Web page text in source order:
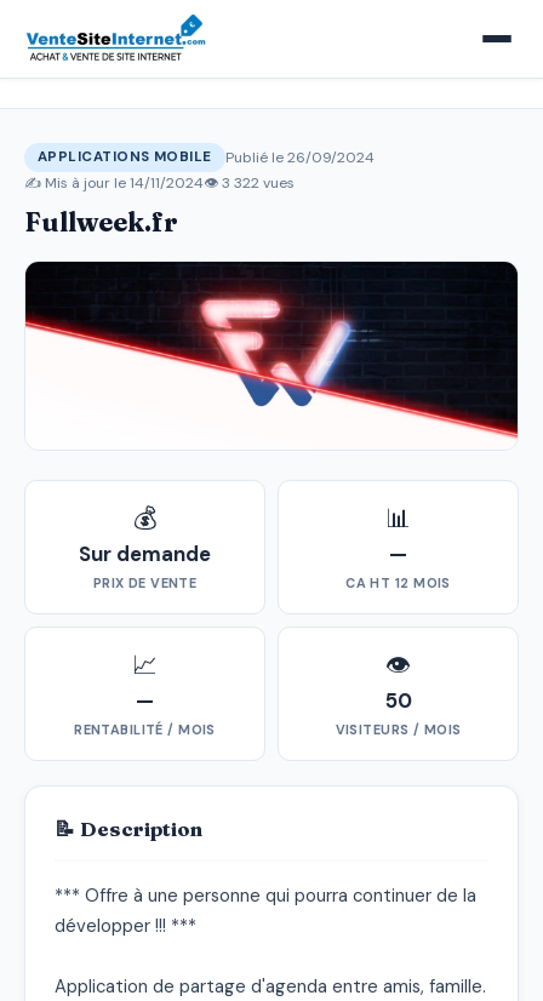
APPLICATIONS MOBILE
Publié le 26/09/2024
✍️ Mis à jour le14/11/2024👁 3 322 vues
Fullweek.fr
💰
Sur demande
PRIX DE VENTE
📊
—
CA HT 12 MOIS
📈
—
RENTABILITÉ / MOIS
👁
50
VISITEURS / MOIS
📝 Description
*** Offre à une personne qui pourra continuer de la
développer !!! ***
Application de partage d'agenda entre amis, famille.